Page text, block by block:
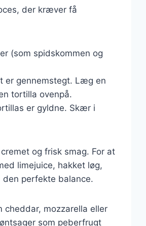
der kræver få
(som spidskommen og
er gennemstegt. Læg en
tortilla ovenpå.
er gyldne. Skær i
og frisk smag. For at
limejuice, hakket løg,
perfekte balance.
cheddar, mozzarella eller
som peberfrugt